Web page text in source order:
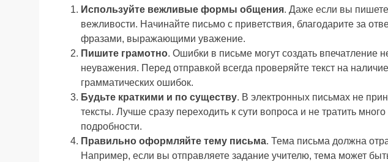
Используйте вежливые формы общения. Даже если вы
вежливости. Начинайте письмо с приветствия, благодарите за
фразами, выражающими уважение.
Пишите грамотно. Ошибки в письме могут создать впечатление
неуважения. Перед отправкой всегда проверяйте текст на
грамматических ошибок.
Будьте краткими и по существу. В электронных письмах не
тексты. Лучше сразу переходить к сути вопроса и не тратить
подробности.
Правильно оформляйте тему письма. Тема письма должна
Например, если вы отправляете задание учителю, тема может